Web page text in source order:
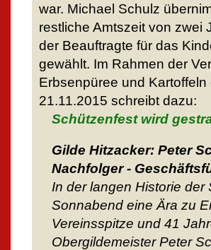
war. Michael Schulz
restliche Amtszeit von zwei
der Beauftragte für das
gewählt. Im Rahmen der
Erbsenpüree und
21.11.2015 schreibt dazu:
Schützenfest wird
Gilde Hitzacker: Peter
Nachfolger -
In der langen Historie
Sonnabend eine Ära zu
Vereinsspitze und 41
Obergildemeister Peter